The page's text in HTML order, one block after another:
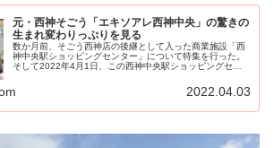
元・西神そごう「エキソアレ西神中央」の驚きの
生まれ変わりっぷりを見る
数か月前、そごう西神店の後継として入った商業施設「西
神中央駅ショッピングセンター」について特集を行った。
そして2022年4月1日、この西神中央駅ショッピングセン
2022.04.03